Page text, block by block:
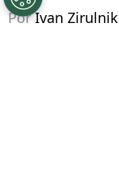
Por Ivan Zirulnik